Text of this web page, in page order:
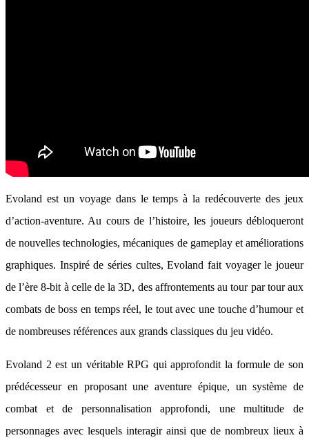
Evoland est un voyage dans le temps à la redécouverte des jeux
d’action-aventure. Au cours de l’histoire, les joueurs débloqueront
de nouvelles technologies, mécaniques de gameplay et améliorations
graphiques. Inspiré de séries cultes, Evoland fait voyager le joueur
de l’ère 8-bit à celle de la 3D, des affrontements au tour par tour aux
combats de boss en temps réel, le tout avec une touche d’humour et
de nombreuses références aux grands classiques du jeu vidéo.
Evoland 2 est un véritable RPG qui approfondit la formule de son
prédécesseur en proposant une aventure épique, un système de
combat et de personnalisation approfondi, une multitude de
personnages avec lesquels interagir ainsi que de nombreux lieux à